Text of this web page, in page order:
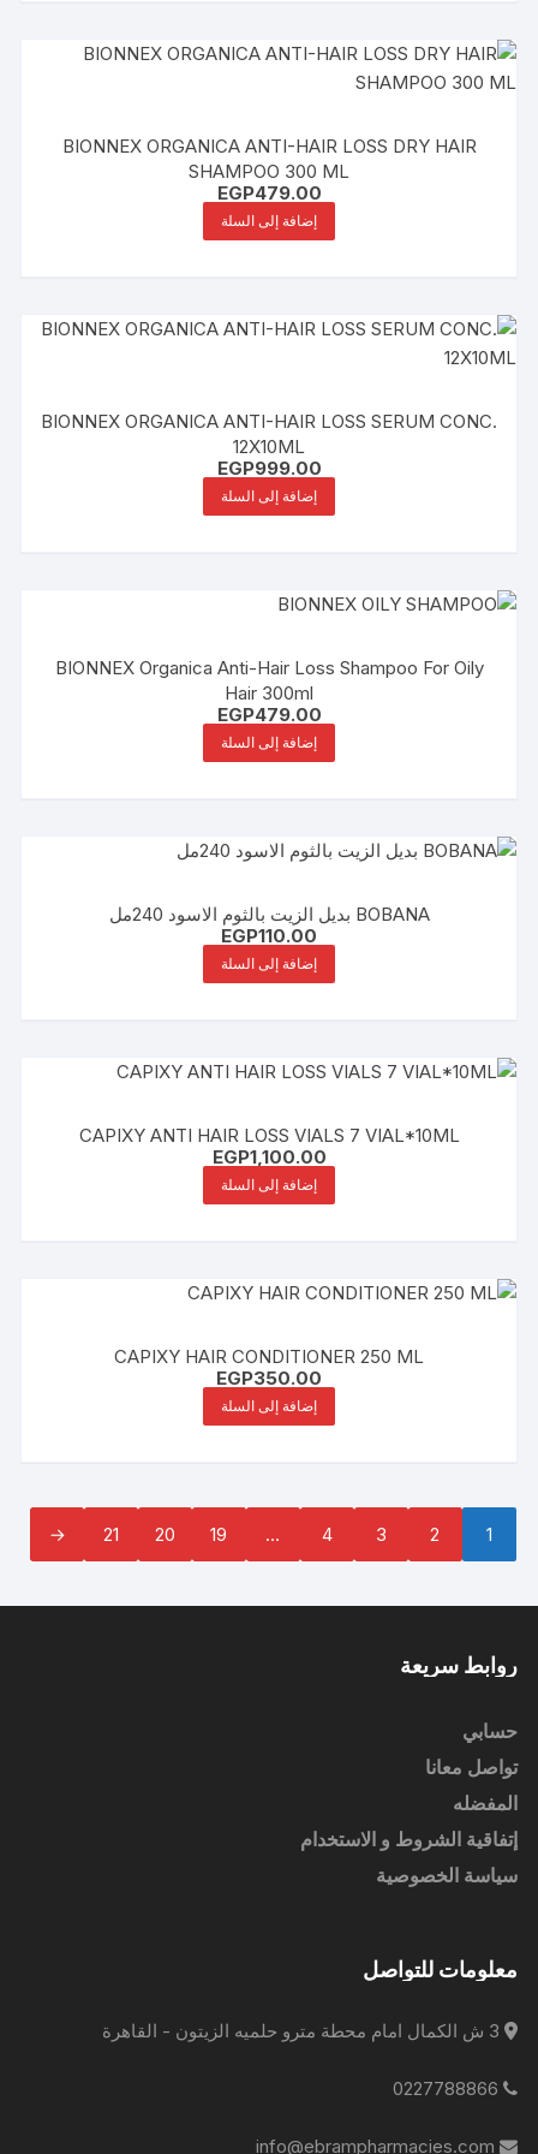
BIONNEX ORGANICA ANTI-HAIR LOSS DRY HAIR
SHAMPOO 300 ML
EGP479.00
إضافة إلى السلة
BIONNEX ORGANICA ANTI-HAIR LOSS SERUM CONC.
12X10ML
EGP999.00
إضافة إلى السلة
BIONNEX Organica Anti-Hair Loss Shampoo For Oily
Hair 300ml
EGP479.00
إضافة إلى السلة
BOBANA بديل الزيت بالثوم الاسود 240مل
EGP110.00
إضافة إلى السلة
CAPIXY ANTI HAIR LOSS VIALS 7 VIAL*10ML
EGP1,100.00
إضافة إلى السلة
CAPIXY HAIR CONDITIONER 250 ML
EGP350.00
إضافة إلى السلة
1
2
3
4
…
19
20
21
←
روابط سريعة
حسابي
تواصل معانا
المفضله
إتفاقية الشروط و الاستخدام
سياسة الخصوصية
معلومات للتواصل